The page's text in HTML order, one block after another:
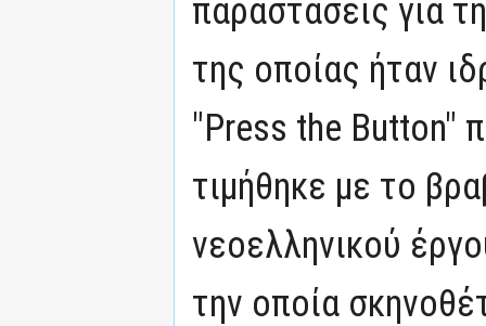
παραστάσεις για
της οποίας ήταν
"Press the Button"
τιμήθηκε με το
νεοελληνικού
την οποία